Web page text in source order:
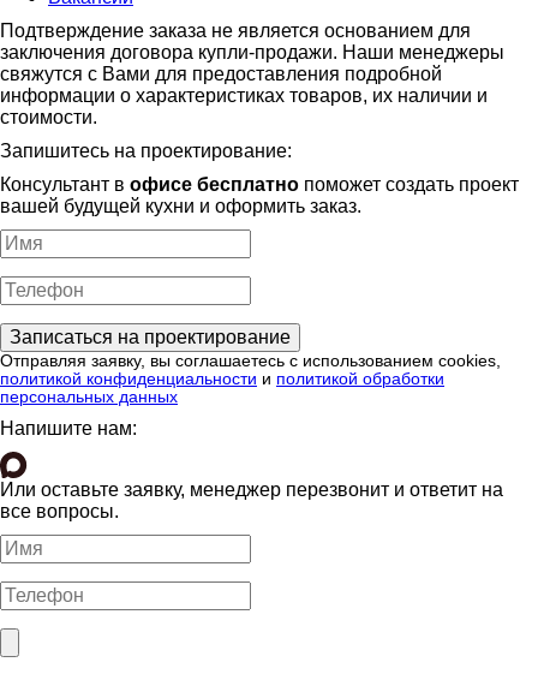
Подтверждение заказа не является основанием для
заключения договора купли-продажи. Наши менеджеры
свяжутся с Вами для предоставления подробной
информации о характеристиках товаров, их наличии и
стоимости.
Запишитесь на проектирование:
Консультант в офисе бесплатно поможет создать проект
вашей будущей кухни и оформить заказ.
Отправляя заявку, вы соглашаетесь с использованием cookies,
политикой конфиденциальности и политикой обработки
персональных данных
Напишите нам:
Или оставьте заявку, менеджер перезвонит и ответит на
все вопросы.